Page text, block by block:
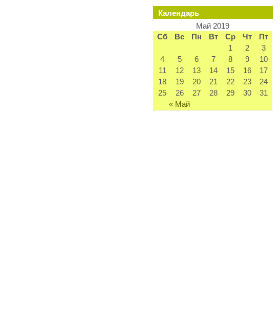
Календарь
Май 2019
Сб
Вс Пн Вт Ср Чт Пт
« Май
1 2
3
4
5 6 7 8 9
10
11
12 13 14 15 16
17
18
19 20 21 22 23
24
25
26 27 28 29 30 31